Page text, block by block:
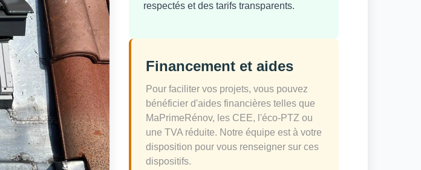
respectés et des tarifs transparents.
Financement et aides
Pour faciliter vos projets, vous pouvez
bénéficier d'aides financières telles que
MaPrimeRénov, les CEE, l'éco-PTZ ou
une TVA réduite. Notre équipe est à votre
disposition pour vous renseigner sur ces
dispositifs.